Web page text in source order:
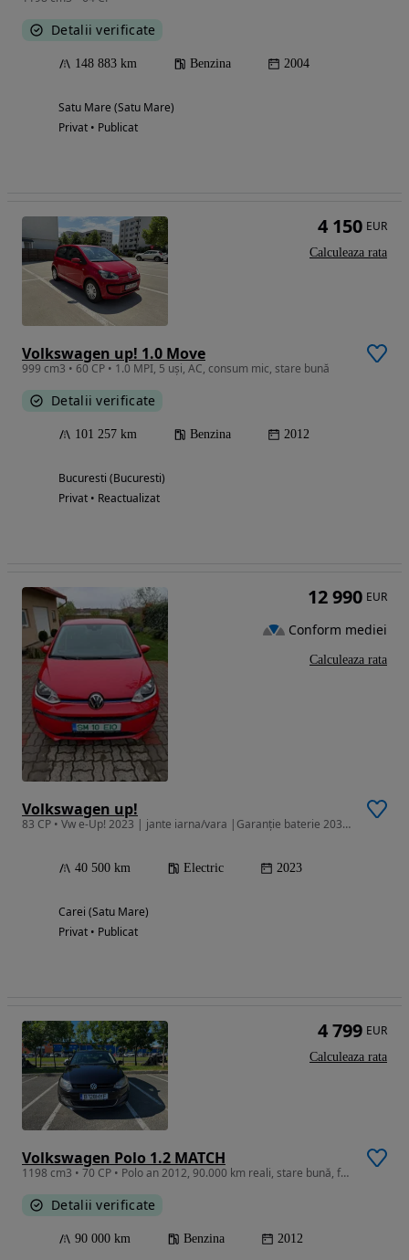
Detalii verificate
148 883 km Benzina 2004
Satu Mare (Satu Mare)
Privat • Publicat
Volkswagen up! 1.0 Move
999 cm3 • 60 CP • 1.0 MPI, 5 uși, AC, consum mic, stare bună
Detalii verificate
101 257 km Benzina 2012
Bucuresti (Bucuresti)
Privat • Reactualizat
4 150 EUR
Calculeaza rata
Volkswagen up!
83 CP • Vw e-Up! 2023 | jante iarna/vara |Garanție baterie 2031 | Pachet Iarn
40 500 km Electric 2023
Carei (Satu Mare)
Privat • Publicat
12 990 EUR
Conform mediei
Calculeaza rata
Volkswagen Polo 1.2 MATCH
1198 cm3 • 70 CP • Polo an 2012, 90.000 km reali, stare bună, fără accident.Aer condițion
Detalii verificate
90 000 km Benzina 2012
4 799 EUR
Calculeaza rata